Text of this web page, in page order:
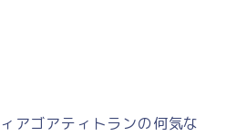
アゴアティトランの何気な